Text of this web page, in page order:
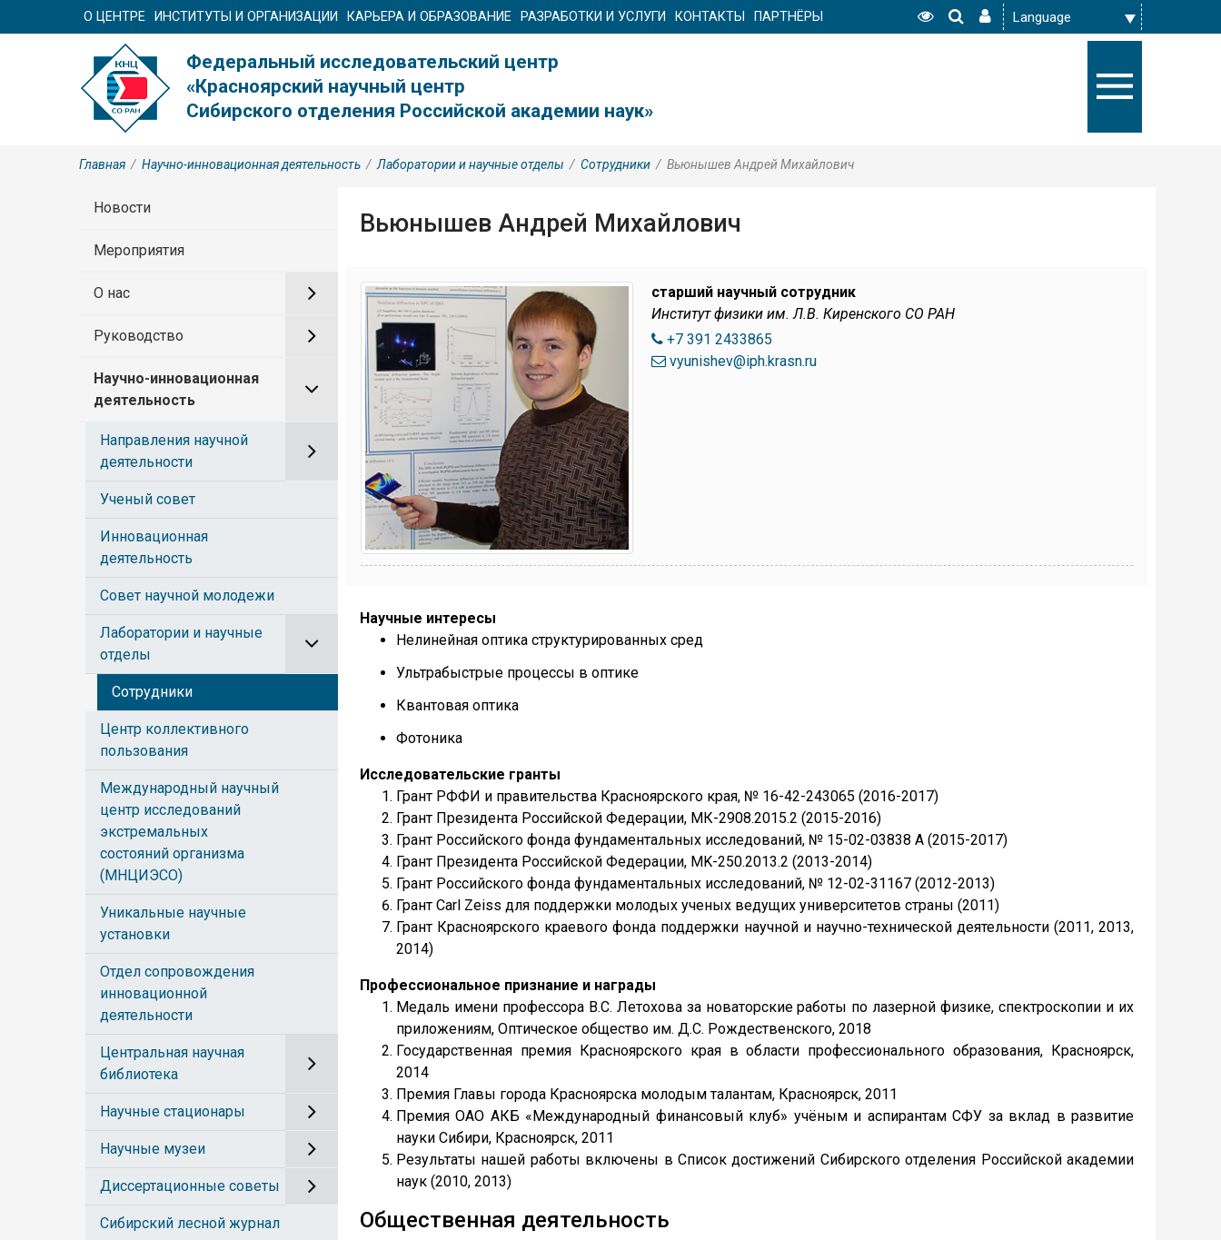
О ЦЕНТРЕ ИНСТИТУТЫ И ОРГАНИЗАЦИИ КАРЬЕРА И ОБРАЗОВАНИЕ РАЗРАБОТКИ И УСЛУГИ КОНТАКТЫ ПАРТНЁРЫ
Федеральный исследовательский центр
«Красноярский научный центр
Сибирского отделения Российской академии наук»
Главная / Научно-инновационная деятельность / Лаборатории и научные отделы / Сотрудники / Вьюнышев Андрей Михайлович
Новости
Мероприятия
О нас
Руководство
Научно-инновационная
деятельность
Направления научной
деятельности
Ученый совет
Инновационная
деятельность
Совет научной молодежи
Лаборатории и научные
отделы
Сотрудники
Центр коллективного
пользования
Международный научный
центр исследований
экстремальных
состояний организма
(МНЦИЭСО)
Уникальные научные
установки
Отдел сопровождения
инновационной
деятельности
Центральная научная
библиотека
Научные стационары
Научные музеи
Диссертационные советы
Сибирский лесной журнал
Вьюнышев Андрей Михайлович
старший научный сотрудник
Институт физики им. Л.В. Киренского СО РАН
+7 391 2433865
vyunishev@iph.krasn.ru
Научные интересы
Нелинейная оптика структурированных сред
Ультрабыстрые процессы в оптике
Квантовая оптика
Фотоника
Исследовательские гранты
Грант РФФИ и правительства Красноярского края, № 16-42-243065 (2016-2017)
Грант Президента Российской Федерации, МК-2908.2015.2 (2015-2016)
Грант Российского фонда фундаментальных исследований, № 15-02-03838 А (2015-2017)
Грант Президента Российской Федерации, MK-250.2013.2 (2013-2014)
Грант Российского фонда фундаментальных исследований, № 12-02-31167 (2012-2013)
Грант Carl Zeiss для поддержки молодых ученых ведущих университетов страны (2011)
Грант Красноярского краевого фонда поддержки научной и научно-технической деятельности (2011, 2013,
2014)
Профессиональное признание и награды
Медаль имени профессора В.С. Летохова за новаторские работы по лазерной физике, спектроскопии и их
приложениям, Оптическое общество им. Д.С. Рождественского, 2018
Государственная премия Красноярского края в области профессионального образования, Красноярск,
2014
Премия Главы города Красноярска молодым талантам, Красноярск, 2011
Премия ОАО АКБ «Международный финансовый клуб» учёным и аспирантам СФУ за вклад в развитие
науки Сибири, Красноярск, 2011
Результаты нашей работы включены в Список достижений Сибирского отделения Российской академии
наук (2010, 2013)
Общественная деятельность